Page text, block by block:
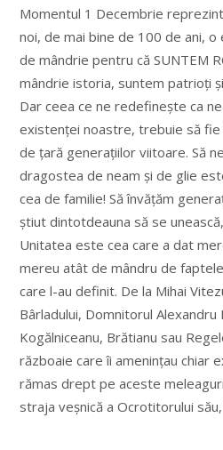
Momentul 1 Decembrie
noi, de mai bine de 100 de ani,
de mândrie pentru că SUNTEM
mândrie istoria, suntem patrioți
Dar ceea ce ne redefinește ca
existenței noastre, trebuie să
de țară generațiilor viitoare. Să
dragostea de neam și de glie
cea de familie! Să învățăm
știut dintotdeauna să se
Unitatea este cea care a dat
mereu atât de mândru de
care l-au definit. De la Mihai
Bârladului, Domnitorul Alexandru
Kogălniceanu, Brătianu sau
războaie care îi amenințau chiar
rămas drept pe aceste
straja veșnică a Ocrotitorului